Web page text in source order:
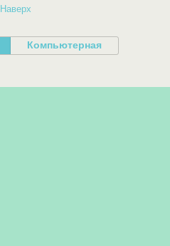
Наверх
Компьютерная